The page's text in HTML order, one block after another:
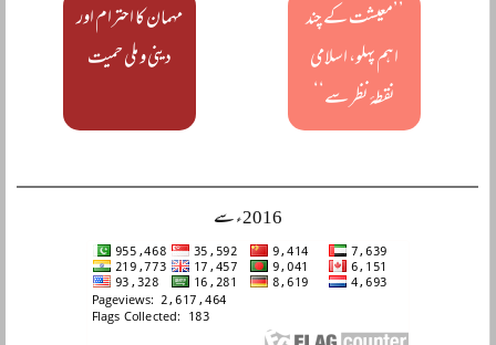
’’معیشت کے چند
اہم پہلو، اسلامی
نقطۂ نظر سے‘‘
مہمان کا احترام اور
دینی و ملی حمیت
2016ء سے